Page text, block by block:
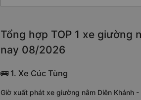
Tổng hợp TOP 1 xe giường
nay 08/2026
🚌 1. Xe Cúc Tùng
Giờ xuất phát xe giường nằm Diên Khánh